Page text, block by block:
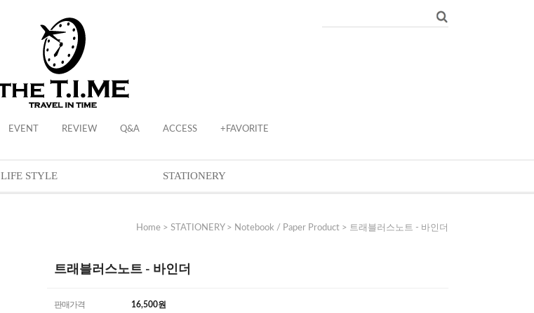
EVENT REVIEW Q&A ACCESS +FAVORITE
LIFE STYLE STATIONERY
Home > STATIONERY> Notebook / Paper Product > 트래블러스노트 - 바인더
트래블러스노트 - 바인더
판매가격 16,500원